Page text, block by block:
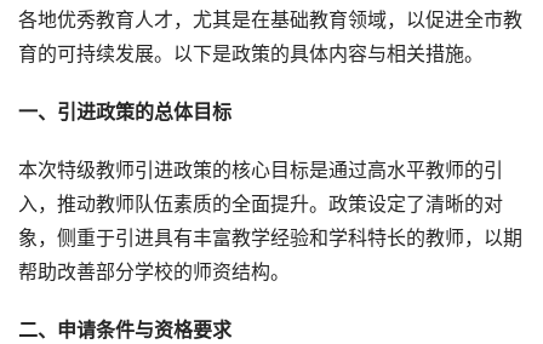
各地优秀教育人才，尤其是在基础教育领域，以促进全市教
育的可持续发展。以下是政策的具体内容与相关措施。
一、引进政策的总体目标
本次特级教师引进政策的核心目标是通过高水平教师的引
入，推动教师队伍素质的全面提升。政策设定了清晰的对
象，侧重于引进具有丰富教学经验和学科特长的教师，以期
帮助改善部分学校的师资结构。
二、申请条件与资格要求